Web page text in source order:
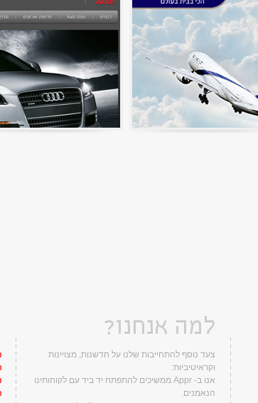
למה אנחנו?
צעד נוסף להתחייבות שלנו על חדשנות, מצויינות
וקראיטיביות:
אנו ב- Appr ממשיכים להתפתח יד ביד עם לקוחותינו
הנאמנים.